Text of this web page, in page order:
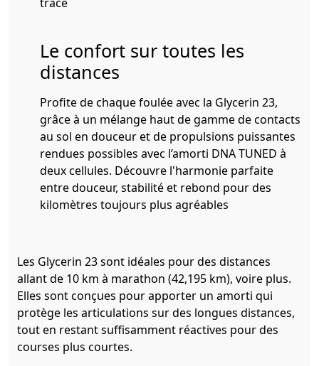
Le confort sur toutes les
distances
Profite de chaque foulée avec la Glycerin 23,
grâce à un mélange haut de gamme de contacts
au sol en douceur et de propulsions puissantes
rendues possibles avec l’amorti DNA TUNED à
deux cellules. Découvre l'harmonie parfaite
entre douceur, stabilité et rebond pour des
kilomètres toujours plus agréables
Les Glycerin 23 sont idéales pour des distances
allant de 10 km à marathon (42,195 km), voire plus.
Elles sont conçues pour apporter un amorti qui
protège les articulations sur des longues distances,
tout en restant suffisamment réactives pour des
courses plus courtes.